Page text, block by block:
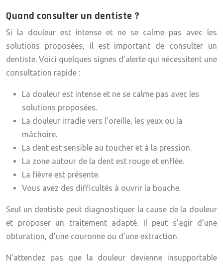
Quand consulter un dentiste ?
Si la douleur est intense et ne se calme pas avec les
solutions proposées, il est important de consulter un
dentiste. Voici quelques signes d’alerte qui nécessitent une
consultation rapide :
La douleur est intense et ne se calme pas avec les
solutions proposées.
La douleur irradie vers l’oreille, les yeux ou la
mâchoire.
La dent est sensible au toucher et à la pression.
La zone autour de la dent est rouge et enflée.
La fièvre est présente.
Vous avez des difficultés à ouvrir la bouche.
Seul un dentiste peut diagnostiquer la cause de la douleur
et proposer un traitement adapté. Il peut s’agir d’une
obturation, d’une couronne ou d’une extraction.
N’attendez pas que la douleur devienne insupportable